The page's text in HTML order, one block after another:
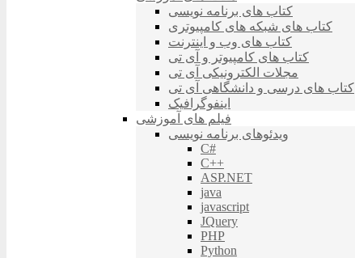
کتاب های برنامه نویسی
کتاب های شبکه های کامپیوتری
کتاب های وب و اینترنت
کتاب های کامپیوتر و آی تی
مجلات الکترونیکی آی تی
کتاب های درسی و دانشگاهی آی تی
اینفوگرافیک
فیلم های آموزشی
ویدئوهای برنامه نویسی
C#
C++
ASP.NET
java
javascript
JQuery
PHP
Python